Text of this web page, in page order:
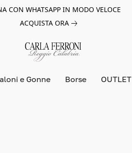
CON WHATSAPP IN MODO VELOCE
ACQUISTA ORA
e Gonne Borse OUTLET